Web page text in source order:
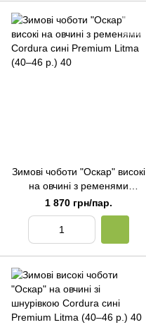
Зимові чоботи "Оскар" високі
на овчині з ременями
Cordura сині Premium Litma
(40–46 р.) 40
1 870 грн/пар.